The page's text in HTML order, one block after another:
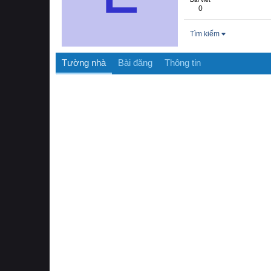
0
Tìm kiếm
Tường nhà Bài đăng Thông tin